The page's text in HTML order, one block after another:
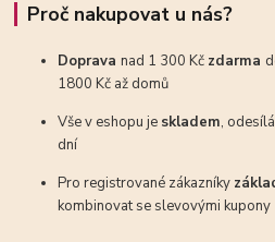
Proč nakupovat u nás?
Dopravanad 1 300 Kč zdarma
1800 Kč až domů
Vše v eshopu je skladem,
dní
Pro registrované zákazníky
kombinovat se slevovými kupony